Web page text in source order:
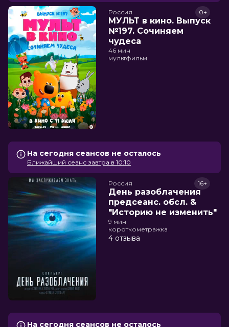
Россия
МУЛЬТ в кино. Выпуск
№197. Сочиняем
чудеса
0+
46 мин
мультфильм
На сегодня сеансов не осталось
Ближайший сеанс завтра в 10:10
Россия
День разоблачения
предсеанс. обсл. &
"Историю не изменить"
16+
9 мин
короткометражка
4 отзыва
На сегодня сеансов не осталось